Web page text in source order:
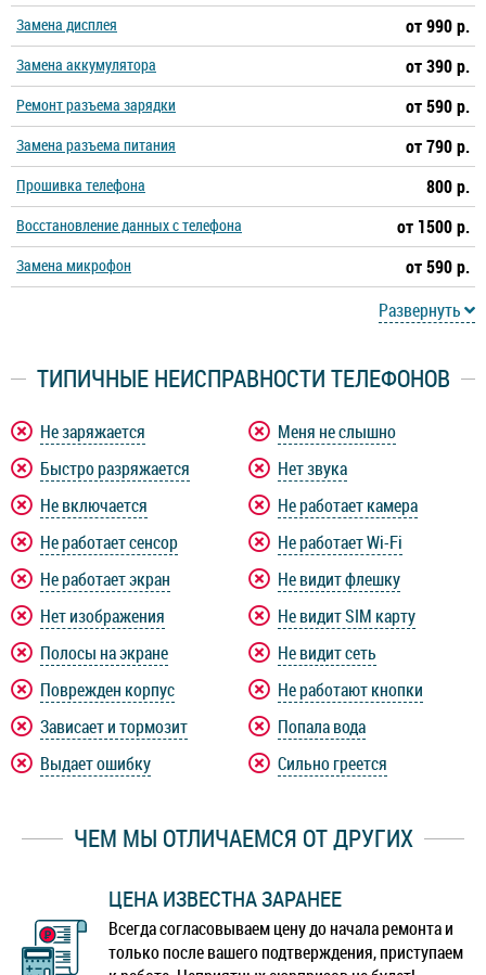
Замена дисплея от 990 р.
Замена аккумулятора от 390 р.
Ремонт разъема зарядки от 590 р.
Замена разъема питания от 790 р.
Прошивка телефона 800 р.
Восстановление данных с телефона от 1500 р.
Замена микрофон
от 590 р.
Развернуть
ТИПИЧНЫЕ НЕИСПРАВНОСТИ ТЕЛЕФОНОВ
Не заряжается
Быстро разряжается
Не включается
Не работает сенсор
Не работает экран
Нет изображения
Полосы на экране
Поврежден корпус
Зависает и тормозит
Выдает ошибку
Меня не слышно
Нет звука
Не работает камера
Не работает Wi-Fi
Не видит флешку
Не видит SIM карту
Не видит сеть
Не работают кнопки
Попала вода
Сильно греется
ЧЕМ МЫ ОТЛИЧАЕМСЯ ОТ ДРУГИХ
ЦЕНА ИЗВЕСТНА ЗАРАНЕЕ
Всегда согласовываем цену до начала ремонта и
только после вашего подтверждения, приступаем